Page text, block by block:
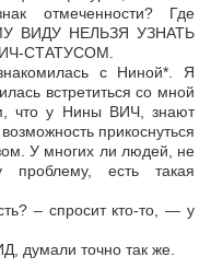
отмеченности? Где
ВИДУ НЕЛЬЗЯ УЗНАТЬ
СТАТУСОМ.
с Ниной*. Я
встретиться со мной
что у Нины ВИЧ, знают
прикоснуться
У многих ли людей, не
проблему, есть такая
– спросит кто-то, — у
думали точно так же.